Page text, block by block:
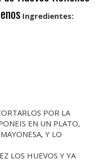
Ingredientes:
POR LA
EN UN PLATO,
Y LO
LOS HUEVOS Y YA